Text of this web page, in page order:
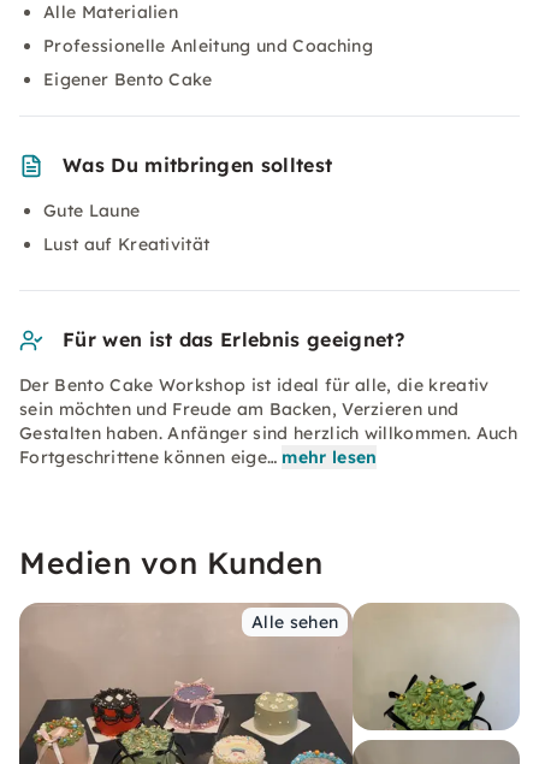
Alle Materialien
Professionelle Anleitung und Coaching
Eigener Bento Cake
Was Du mitbringen solltest
Gute Laune
Lust auf Kreativität
Für wen ist das Erlebnis geeignet?
Der Bento Cake Workshop ist ideal für alle, die kreativ
sein möchten und Freude am Backen, Verzieren und
Gestalten haben. Anfänger sind herzlich willkommen. Auch
Fortgeschrittene können eige… mehr lesen
Medien von Kunden
Alle sehen